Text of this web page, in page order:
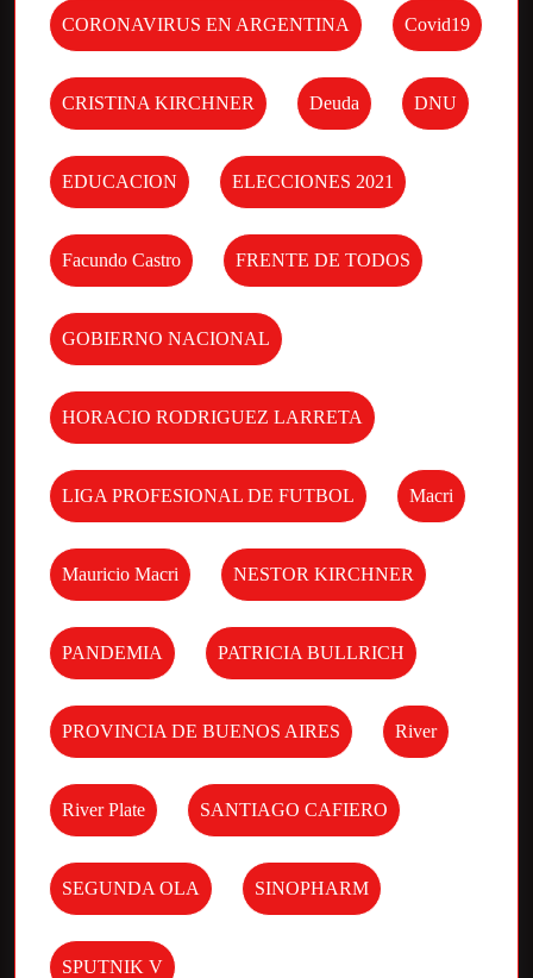
CORONAVIRUS EN ARGENTINA Covid19
CRISTINA KIRCHNER Deuda DNU
EDUCACION ELECCIONES 2021
Facundo Castro FRENTE DE TODOS
GOBIERNO NACIONAL
HORACIO RODRIGUEZ LARRETA
LIGA PROFESIONAL DE FUTBOL Macri
Mauricio Macri NESTOR KIRCHNER
PANDEMIA PATRICIA BULLRICH
PROVINCIA DE BUENOS AIRES River
River Plate SANTIAGO CAFIERO
SEGUNDA OLA SINOPHARM
SPUTNIK V